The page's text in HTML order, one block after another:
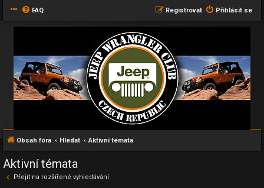
FAQ Přihlásit se
Registrovat
Obsah fóra Hledat Aktivní témata
Aktivní témata
Přejít na rozšířené vyhledávání